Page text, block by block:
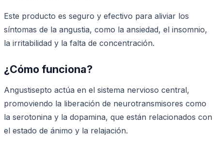
Este producto es seguro y efectivo para aliviar los
síntomas de la angustia, como la ansiedad, el insomnio,
la irritabilidad y la falta de concentración.
¿Cómo funciona?
Angustisepto actúa en el sistema nervioso central,
promoviendo la liberación de neurotransmisores como
la serotonina y la dopamina, que están relacionados con
el estado de ánimo y la relajación.